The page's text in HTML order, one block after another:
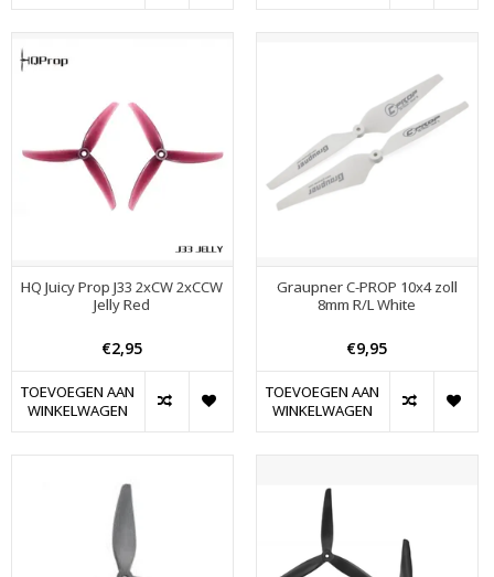
HQ Juicy Prop J33 2xCW 2xCCW
Jelly Red
€2,95
TOEVOEGEN AAN
WINKELWAGEN
Graupner C-PROP 10x4 zoll
8mm R/L White
€9,95
TOEVOEGEN AAN
WINKELWAGEN